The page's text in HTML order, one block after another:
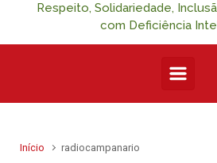
Respeito, Solidariedade,
com Deficiência
Início radiocampanario